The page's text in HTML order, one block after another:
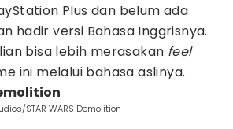
Plus dan belum ada
hadir versi Bahasa Inggrisnya.
bisa lebih merasakan feel
ini melalui bahasa aslinya.
STAR WARS Demolition